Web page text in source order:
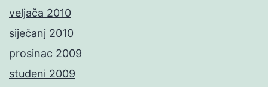
veljača 2010
siječanj 2010
prosinac 2009
studeni 2009